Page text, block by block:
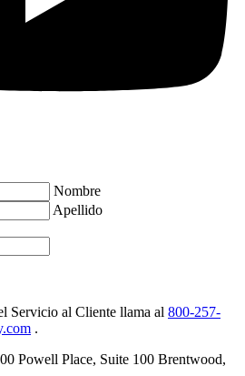
Nombre
Apellido
Servicio al Cliente llama al 800-257-
.
Powell Place, Suite 100 Brentwood,